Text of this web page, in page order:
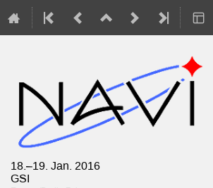
18.–19. Jan. 2016
GSI